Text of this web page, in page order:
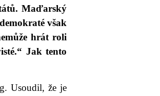
Maďarský
však
hrát roli
Jak tento
Usoudil, že je